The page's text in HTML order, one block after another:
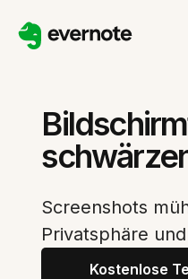
Screenshots
Privatsphäre
Kostenlose